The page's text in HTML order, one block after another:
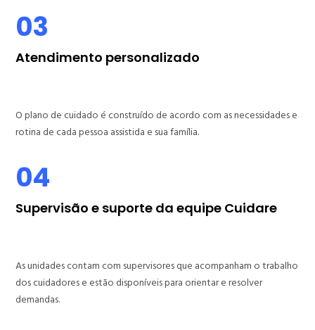
03
Atendimento personalizado
O plano de cuidado é construído de acordo com as necessidades e
rotina de cada pessoa assistida e sua família.
04
Supervisão e suporte da equipe Cuidare
As unidades contam com supervisores que acompanham o trabalho
dos cuidadores e estão disponíveis para orientar e resolver
demandas.